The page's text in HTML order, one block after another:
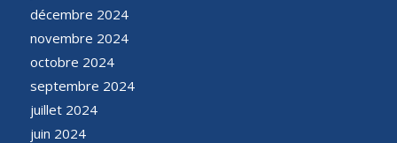
décembre 2024
novembre 2024
octobre 2024
septembre 2024
juillet 2024
juin 2024